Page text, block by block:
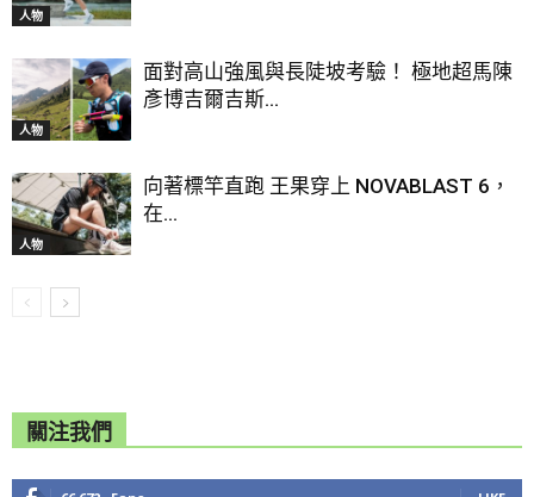
人物
人物
面對高山強風與長陡坡考驗！ 極地超馬陳
彥博吉爾吉斯...
人物
向著標竿直跑 王果穿上 NOVABLAST 6，
在...
關注我們